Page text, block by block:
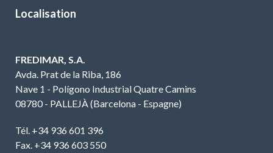
Localisation
FREDIMAR, S.A.
Avda. Prat de la Riba, 186
Nave 1 - Polígono Industrial Quatre Camins
08780 - PALLEJÀ (Barcelona - Espagne)
Tél. +34 936 601 396
Fax. +34 936 603 550